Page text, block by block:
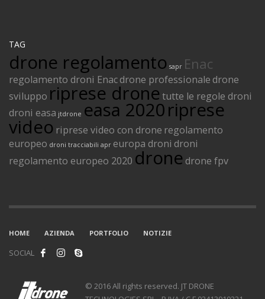
TAG
drone regolamento sapr Enac
regolamento droni Enacdrone professionaledrone
sviluppo riprese drone tutte le regole droni
droni easa jtdrone easa 2020riprese
video riprese video con drone regolamento
europeo droni tracciabili apr europa droni droni
regolamento europeo 2020 drone drone fpv
HOME AZIENDA PORTFOLIO NOTIZIE
SOCIAL
© 2016 All rights reserved. JT DRONE